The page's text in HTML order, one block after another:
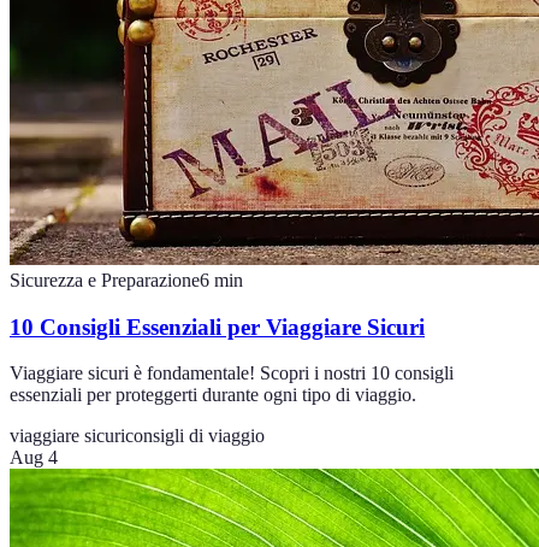
Sicurezza e Preparazione6 min
10 Consigli Essenziali per Viaggiare Sicuri
Viaggiare sicuri è fondamentale! Scopri i nostri 10 consigli
essenziali per proteggerti durante ogni tipo di viaggio.
viaggiare sicuriconsigli di viaggio
Aug 4